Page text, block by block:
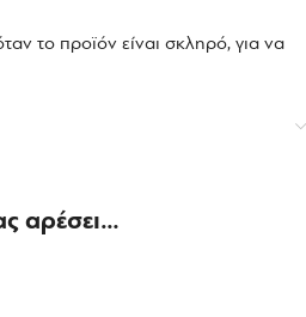
το προϊόν είναι σκληρό, για να
αρέσει…